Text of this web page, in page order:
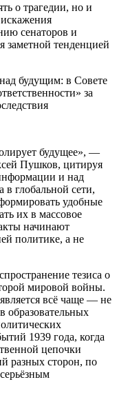
о трагедии, но и
сенаторов и
заметной тенденцией
будущее», —
Пушков, цитируя
и над
в глобальной сети,
удобные
их в массовое
начинают
политике, а не
тезиса о
мировой войны.
всё чаще — не
образовательных
1939 года, когда
цепочки
разных сторон, по